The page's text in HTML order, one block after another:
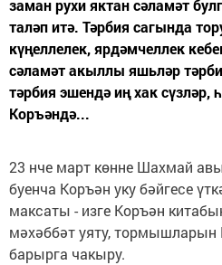
заман рухи яктан сәламәт
таләп итә. Тәрбия сагында
күңеллелек, ярдәмчеллек
сәламәт акыллы яшьләр
тәрбия эшендә иң хак сүзләр,
Коръәндә...
23 нче март көнне Шахмай
буенча Коръән уку бәйгесе
максаты - изге Коръән
мәхәббәт уяту,
барырга чакыру.